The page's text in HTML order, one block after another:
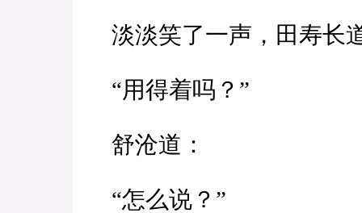
淡淡笑了一声，田寿长
“用得着吗？”
舒沧道：
“怎么说？”